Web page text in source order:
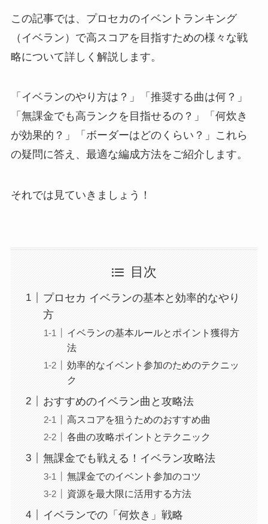
この記事では、プロセカのイベントランキング
（イベラン）で高スコアを目指すための様々な戦
略について詳しく解説します。
「イベランのやり方は？」「推奨する曲は何？」
「無課金でも高ランクを目指せるの？」「何炊き
が効果的？」「ボーダーはどのくらい？」これら
の疑問に答え、最適な編成方法をご紹介します。
それでは見ていきましょう！
目次
プロセカ イベランの基本と効率的なやり
方
イベランの基本ルールとポイント獲得方
法
効率的なイベント参加のためのテクニッ
ク
おすすめのイベラン曲と攻略法
高スコアを狙うためのおすすめ曲
各曲の攻略ポイントとテクニック
無課金でも戦える！イベラン攻略法
無課金でのイベント参加のコツ
資源を最大限に活用する方法
イベランでの「何炊き」戦略